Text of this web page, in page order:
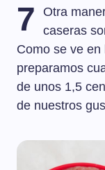
7
Otra
caseras
Como se ve
preparamos
de unos 1,5
de nuestros